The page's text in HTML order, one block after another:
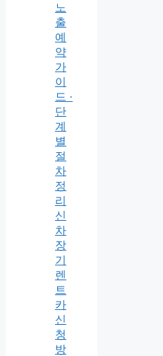
노
출
예
약
가
이
드 ·
단
계
별
절
차
정
리
신
차
장
기
렌
트
카
신
청
방